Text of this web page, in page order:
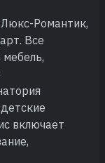
Романтик,
Все
включает